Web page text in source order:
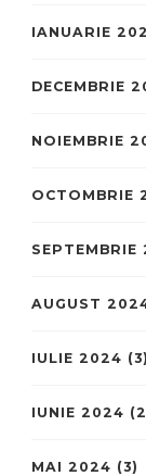
IANUARIE
DECEMBRIE
NOIEMBRIE
OCTOMBRIE
SEPTEMBRIE
AUGUST
IULIE 2024 (3)
IUNIE 2024
MAI 2024 (3)